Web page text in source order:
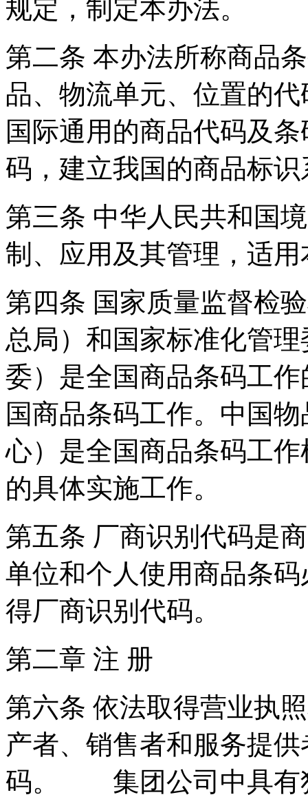
规定，制定本办法。
第二条 本办法所称商品
品、物流单元、位置的
国际通用的商品代码及
码，建立我国的商品标
第三条 中华人民共和国
制、应用及其管理，适
第四条 国家质量监督检
总局）和国家标准化管
委）是全国商品条码工
国商品条码工作。中国
心）是全国商品条码工
的具体实施工作。
第五条 厂商识别代码是
单位和个人使用商品条
得厂商识别代码。
第二章 注 册
第六条 依法取得营业执
产者、销售者和服务提
码。 集团公司中具有